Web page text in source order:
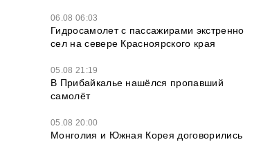
06.08 06:03
Гидросамолет с пассажирами экстренно
сел на севере Красноярского края
05.08 21:19
В Прибайкалье нашёлся пропавший
самолёт
05.08 20:00
Монголия и Южная Корея договорились